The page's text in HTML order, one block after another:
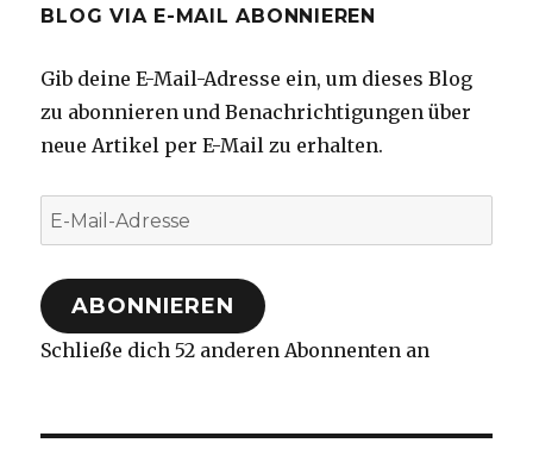
BLOG VIA E-MAIL ABONNIEREN
Gib deine E-Mail-Adresse ein, um dieses Blog
zu abonnieren und Benachrichtigungen über
neue Artikel per E-Mail zu erhalten.
E-
Mail-
Adresse
ABONNIEREN
Schließe dich 52 anderen Abonnenten an